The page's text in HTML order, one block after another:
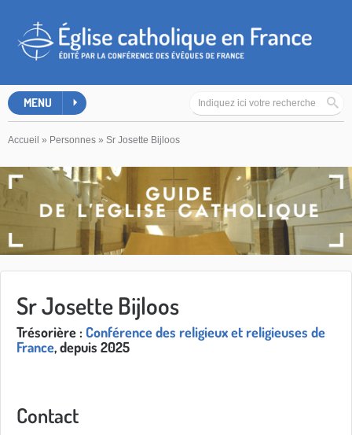
MENU
Accueil » Personnes » Sr Josette Bijloos
Sr Josette Bijloos
Trésorière : Conférence des religieux et religieuses de
France, depuis 2025
Contact